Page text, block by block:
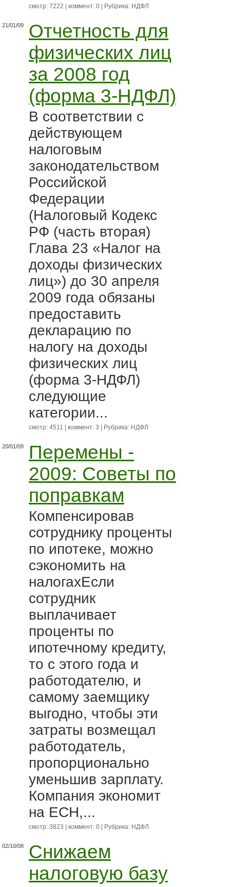
смотр: 7222 | коммент: 0 | Рубрика: НДФЛ
21/01/09
Отчетность для
физических лиц
за 2008 год
(форма 3-НДФЛ)
В соответствии с
действующем
налоговым
законодательством
Российской
Федерации
(Налоговый Кодекс
РФ (часть вторая)
Глава 23 «Налог на
доходы физических
лиц») до 30 апреля
2009 года обязаны
предоставить
декларацию по
налогу на доходы
физических лиц
(форма 3-НДФЛ)
следующие
категории...
смотр: 4511 | коммент: 3 | Рубрика: НДФЛ
20/01/09
Перемены -
2009: Советы по
поправкам
Компенсировав
сотруднику проценты
по ипотеке, можно
сэкономить на
налогахЕсли
сотрудник
выплачивает
проценты по
ипотечному кредиту,
то с этого года и
работодателю, и
самому заемщику
выгодно, чтобы эти
затраты возмещал
работодатель,
пропорционально
уменьшив зарплату.
Компания экономит
на ЕСН,...
смотр: 3823 | коммент: 0 | Рубрика: НДФЛ
02/10/08
Снижаем
налоговую базу